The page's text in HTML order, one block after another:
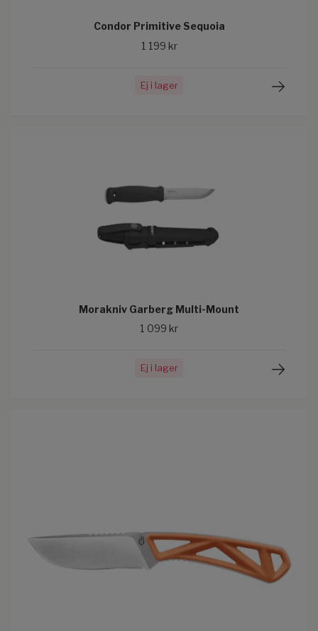
Condor Primitive Sequoia
1 199 kr
Ej i lager
Morakniv Garberg Multi-Mount
1 099 kr
Ej i lager